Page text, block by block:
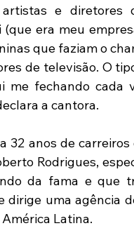
e diretores
era meu
que faziam o
de televisão. O
me fechando cada
a cantora.
32 anos de
Rodrigues,
da fama e que
dirige uma agência
Latina.